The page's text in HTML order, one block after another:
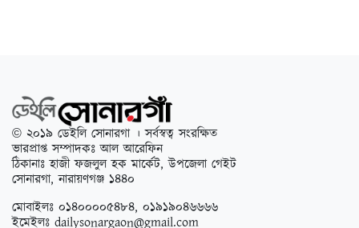
© ২০১৯ ডেইলি সোনারগা । সর্বস্বত্ব সংরক্ষিত
ভারপ্রাপ্ত সম্পাদকঃ আল আরেফিন
ঠিকানাঃ হাজী ফজলুল হক মার্কেট, উপজেলা গেইট
সোনারগা, নারায়ণগঞ্জ ১৪৪০
মোবাইলঃ ০১৪০০০০৫৪৮৪, ০১৯১৯০৪৬৬৬৬
ইমেইলঃ dailysonargaon@gmail.com